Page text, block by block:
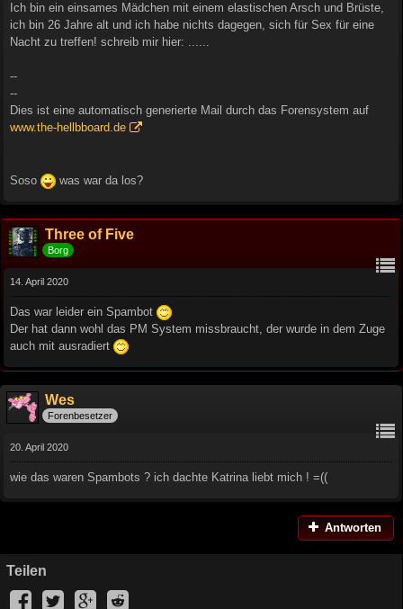
Ich bin ein einsames Mädchen mit einem elastischen Arsch und Brüste,
ich bin 26 Jahre alt und ich habe nichts dagegen, sich für Sex für eine
Nacht zu treffen! schreib mir hier: ......
--
--
Dies ist eine automatisch generierte Mail durch das Forensystem auf
www.the-hellbboard.de
Soso was war da los?
Three of Five
Borg
14. April 2020
Das war leider ein Spambot
Der hat dann wohl das PM System missbraucht, der wurde in dem Zuge
auch mit ausradiert
Wes
Forenbesetzer
20. April 2020
wie das waren Spambots ? ich dachte Katrina liebt mich ! =((
Antworten
Teilen